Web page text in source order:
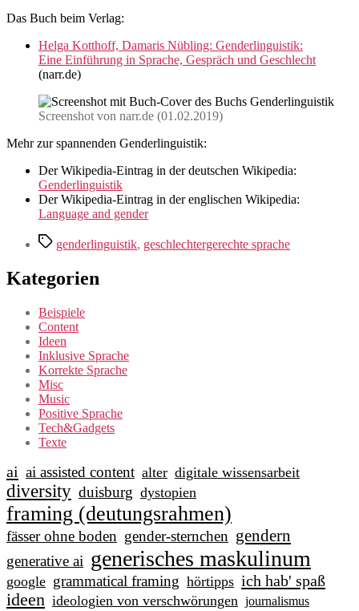
Das Buch beim Verlag:
Helga Kotthoff, Damaris Nübling: Genderlinguistik:
Eine Einführung in Sprache, Gespräch und Geschlecht
(narr.de)
Screenshot von narr.de (01.02.2019)
Mehr zur spannenden Genderlinguistik:
Der Wikipedia-Eintrag in der deutschen Wikipedia:
Genderlinguistik
Der Wikipedia-Eintrag in der englischen Wikipedia:
Language and gender
Schlagwörter
genderlinguistik, geschlechtergerechte sprache
Kategorien
Beispiele
Content
Ideen
Inklusive Sprache
Korrekte Sprache
Misc
Music
Positive Sprache
Tech&Gadgets
Texte
ai ai assisted content alter digitale wissensarbeit
diversity duisburg dystopien
framing (deutungsrahmen)
fässer ohne boden gender-sternchen gendern
generative ai generisches maskulinum
google grammatical framing hörtipps ich hab' spaß
ideen ideologien von verschwörungen journalismus